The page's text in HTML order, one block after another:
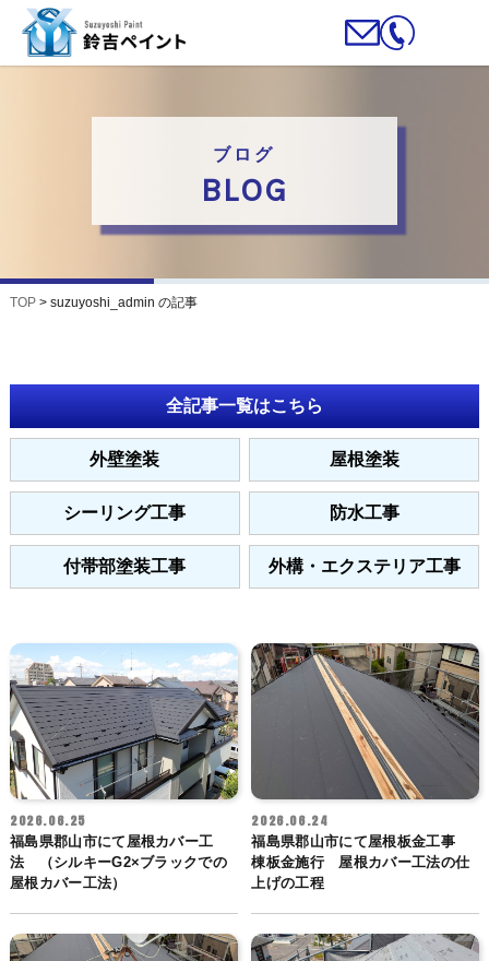
ブログ
BLOG
TOP> suzuyoshi_admin の記事
全記事一覧はこちら
外壁塗装 屋根塗装
シーリング工事 防水工事
付帯部塗装工事 外構・エクステリア工事
2026.06.25
福島県郡山市にて屋根カバー工
法 （シルキーG2×ブラックでの
屋根カバー工法）
2026.06.24
福島県郡山市にて屋根板金工事
棟板金施行 屋根カバー工法の仕
上げの工程